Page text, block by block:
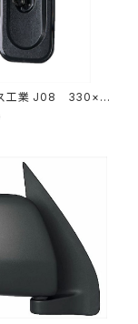
ス工業 J08 330×1
ラー/バックミラー
7B